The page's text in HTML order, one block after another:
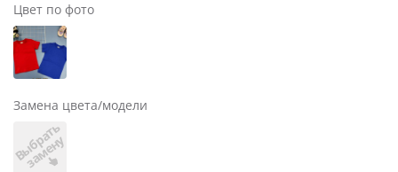
Цвет по фото
Замена цвета/модели
В
ы
б
р
а
т
ь
з
а
м
е
н
у